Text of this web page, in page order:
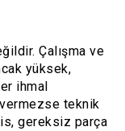
Çalışma ve
yüksek,
ihmal
teknik
gereksiz parça